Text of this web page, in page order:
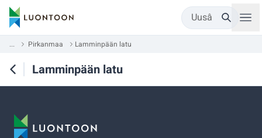
Uusâ
... Pirkanmaa Lamminpään latu
Lamminpään latu